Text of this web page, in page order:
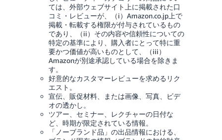
ては、外部ウェブサイト上に掲載された口
コミ・レビューが、（i）Amazon.co.jp上で
掲載・転載する権限が付与されているもの
であり、（ii）その内容や信頼性についての
特定の基準により、購入者にとって特に重
要かつ価値が高いものとして、（iii）
Amazonが別途承認している場合を除きま
す。
好意的なカスタマーレビューを求めるリク
エスト。
宣伝、販促材料、または画像、写真、ビデ
オの透かし。
ツアー、セミナー、レクチャーの日付な
ど、時期が限定されている情報。
「ノーブランド品」の出品情報における、